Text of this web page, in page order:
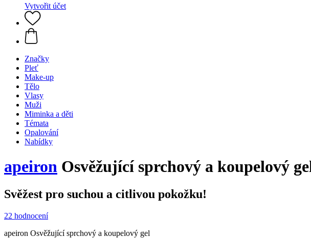
Vytvořit účet
Značky
Pleť
Make-up
Tělo
Vlasy
Muži
Miminka a děti
Témata
Opalování
Nabídky
apeiron Osvěžující sprchový a koupelový
Svěžest pro suchou a citlivou pokožku!
22 hodnocení
apeiron Osvěžující sprchový a koupelový gel